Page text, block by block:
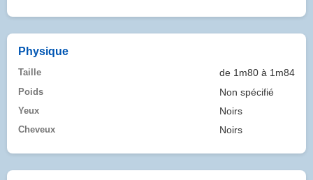
Physique
Taille de 1m80 à 1m84
Poids Non spécifié
Yeux Noirs
Cheveux Noirs